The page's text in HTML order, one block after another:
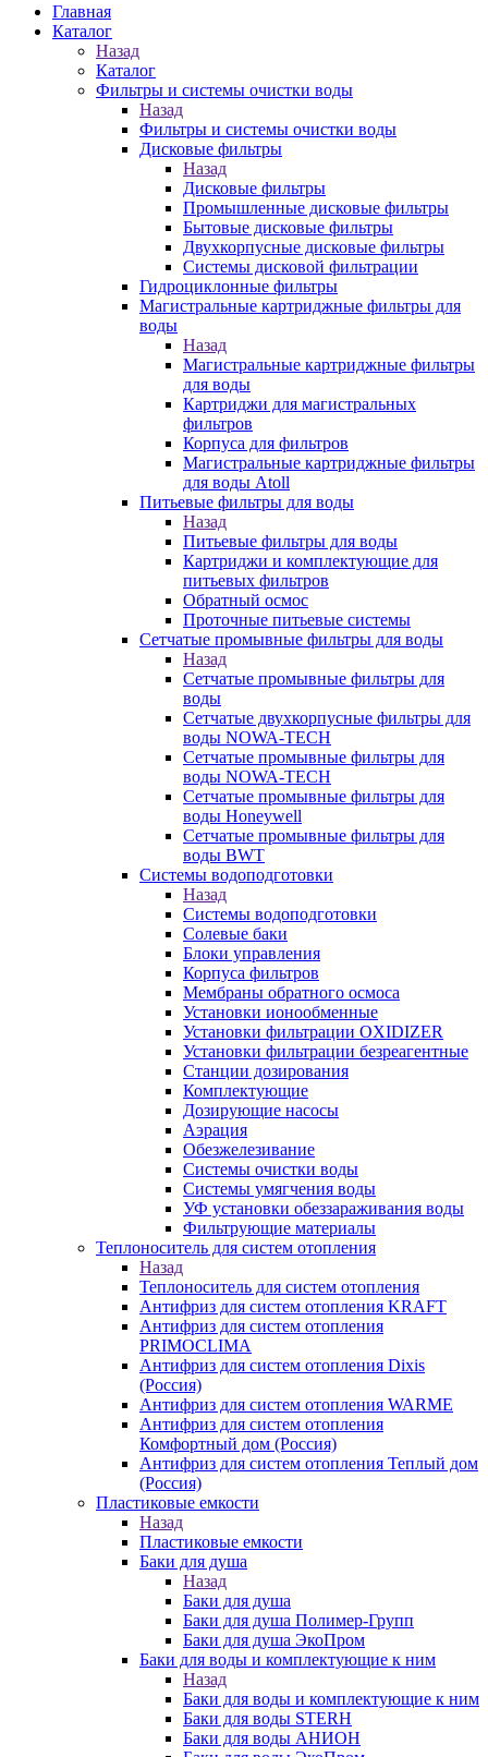
Главная
Каталог
Назад
Каталог
Фильтры и системы очистки воды
Назад
Фильтры и системы очистки воды
Дисковые фильтры
Назад
Дисковые фильтры
Промышленные дисковые фильтры
Бытовые дисковые фильтры
Двухкорпусные дисковые фильтры
Системы дисковой фильтрации
Гидроциклонные фильтры
Магистральные картриджные фильтры для
воды
Назад
Магистральные картриджные фильтры
для воды
Картриджи для магистральных
фильтров
Корпуса для фильтров
Магистральные картриджные фильтры
для воды Atoll
Питьевые фильтры для воды
Назад
Питьевые фильтры для воды
Картриджи и комплектующие для
питьевых фильтров
Обратный осмос
Проточные питьевые системы
Сетчатые промывные фильтры для воды
Назад
Сетчатые промывные фильтры для
воды
Сетчатые двухкорпусные фильтры для
воды NOWA-TECH
Сетчатые промывные фильтры для
воды NOWA-TECH
Сетчатые промывные фильтры для
воды Honeywell
Сетчатые промывные фильтры для
воды BWT
Системы водоподготовки
Назад
Системы водоподготовки
Солевые баки
Блоки управления
Корпуса фильтров
Мембраны обратного осмоса
Установки ионообменные
Установки фильтрации OXIDIZER
Установки фильтрации безреагентные
Станции дозирования
Комплектующие
Дозирующие насосы
Аэрация
Обезжелезивание
Системы очистки воды
Системы умягчения воды
УФ установки обеззараживания воды
Фильтрующие материалы
Теплоноситель для систем отопления
Назад
Теплоноситель для систем отопления
Антифриз для систем отопления KRAFT
Антифриз для систем отопления
PRIMOCLIMA
Антифриз для систем отопления Dixis
(Россия)
Антифриз для систем отопления WARME
Антифриз для систем отопления
Комфортный дом (Россия)
Антифриз для систем отопления Теплый дом
(Россия)
Пластиковые емкости
Назад
Пластиковые емкости
Баки для душа
Назад
Баки для душа
Баки для душа Полимер-Групп
Баки для душа ЭкоПром
Баки для воды и комплектующие к ним
Назад
Баки для воды и комплектующие к ним
Баки для воды STERH
Баки для воды АНИОН